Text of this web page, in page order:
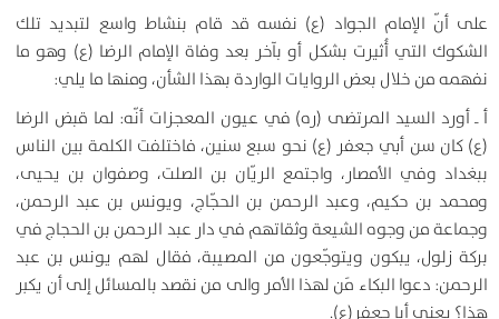
على أنّ الإمام الجواد (ع) نفسه قد قام بنشاط واسع لتبديد تلك
الشكوك التي أُثيرت بشكل أو بآخر بعد وفاة الإمام الرضا (ع) وهو ما
نفهمه من خلال بعض الروايات الواردة بهذا الشأن، ومنها ما يلي:
أ ـ أورد السيد المرتضى (ره) في عيون المعجزات أنّه: لما قبض الرضا
(ع) كان سن أبي جعفر (ع) نحو سبع سنين، فاختلفت الكلمة بين الناس
ببغداد وفي الأمصار، واجتمع الريّان بن الصلت، وصفوان بن يحيى،
ومحمد بن حكيم، وعبد الرحمن بن الحجّاج، ويونس بن عبد الرحمن،
وجماعة من وجوه الشيعة وثقاتهم في دار عبد الرحمن بن الحجاج في
بركة زلول، يبكون ويتوجّعون من المصيبة، فقال لهم يونس بن عبد
الرحمن: دعوا البكاء مَن لهذا الأمر والى من نقصد بالمسائل إلى أن يكبر
هذا؟ يعني أبا جعفر(ع).